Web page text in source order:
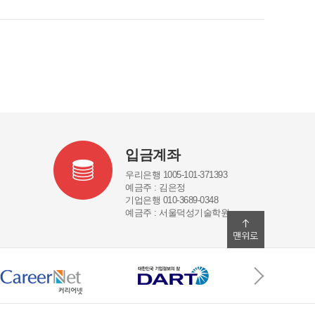
입금계좌
우리은행 1005-101-371393
예금주 : 김은정
기업은행 010-3689-0348
예금주 : 서울덕성기술학원